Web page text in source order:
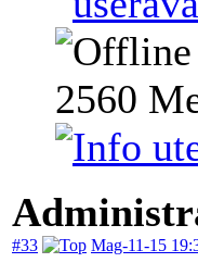
2560
#33 Mag-11-15